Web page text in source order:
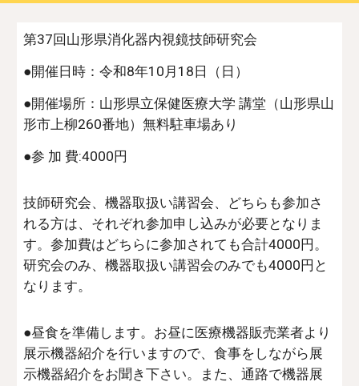
第37回山形県消化器内視鏡技師研究会
●開催日時：令和8年10月18日（日）
●開催場所：山形県立保健医療大学 講堂（山形県山
形市上柳260番地）無料駐車場あり
●参 加 費:4000円
技師研究会、機器取扱い講習会、どちらも参加さ
れる方は、それぞれ参加申し込みが必要となりま
す。参加費はどちらに参加されても合計4000円。
研究会のみ、機器取扱い講習会のみでも4000円と
なります。
●昼食を準備します。お昼に医療機器販売業者より
展示機器紹介を行いますので、食事をしながら展
示機器紹介をお聞き下さい。また、通路で機器展